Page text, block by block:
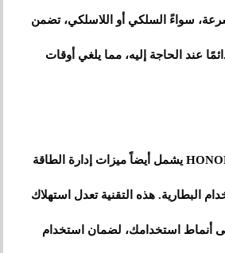
سواءً السلكي أو اللاسلكي، تضمن
عند الحاجة إليه، مما يلغي أوقات
الهاتف HONOR Magic7 RSR يشمل أيضاً ميزات إدارة الطاقة
البطارية. هذه التقنية تعدل استهلاك
على أنماط استخدامك، لضمان استخدام